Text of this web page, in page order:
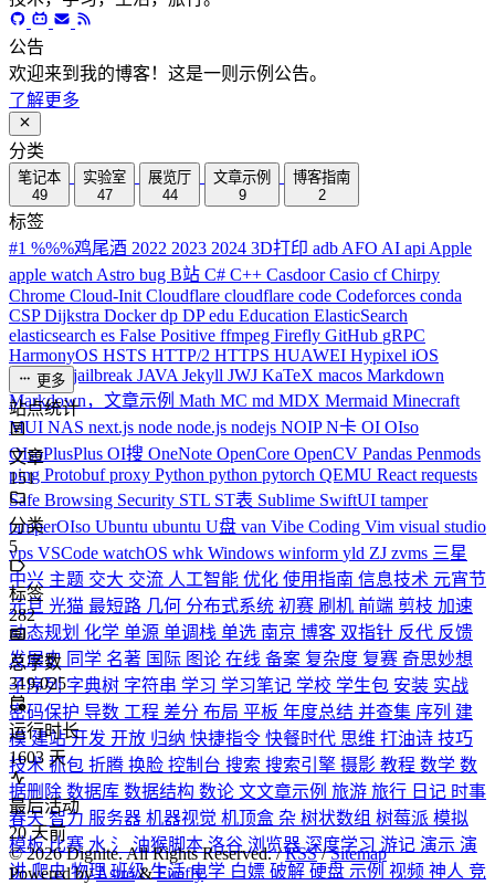
公告
欢迎来到我的博客！这是一则示例公告。
了解更多
分类
笔记本
49
实验室
47
展览厅
44
文章示例
9
博客指南
2
标签
#1 %%%鸡尾酒 2022 2023 2024 3D打印 adb AFO AI api Apple
apple watch Astro bug B站 C# C++ CasdoorCasio cfChirpy
Chrome Cloud-Init Cloudflare cloudflare code Codeforces conda
CSPDijkstra Dockerdp DPedu Education ElasticSearch
elasticsearch es False Positive ffmpeg Firefly GitHub gRPC
HarmonyOS HSTS HTTP/2 HTTPS HUAWEI Hypixel iOS
iPhoneJ jailbreak JAVA Jekyll JWJ KaTeX macos Markdown
Markdown，文章示例 Math MC md MDX Mermaid Minecraft
MUI NAS next.js node node.js nodejs NOIPN卡 OI OIso
OIsoPlusPlus OI搜 OneNote OpenCore OpenCV Pandas Penmods
ping Protobufproxy Python python pytorch QEMU React requests
Safe Browsing Security STL ST表 Sublime SwiftUI tamper
tamperOIso Ubuntu ubuntu U盘 van Vibe Coding Vim visual studio
vps VSCode watchOS whk Windows winform yld ZJ zvms 三星
中兴 主题 交大 交流 人工智能 优化 使用指南 信息技术 元宵节
元旦 光猫 最短路 几何 分布式系统 初赛 刷机 前端 剪枝 加速
动态规划 化学 单源 单调栈 单选 南京 博客 双指针 反代 反馈
发展史 同学 名著 国际 图论 在线 备案 复杂度 复赛 奇思妙想
子序列字典树 字符串 学习 学习笔记 学校 学生包 安装 实战
密码保护 导数 工程 差分 布局 平板 年度总结 并查集 序列 建
模建站开发 开放 归纳 快捷指令 快餐时代 思维 打油诗 技巧
技术 抓包 折腾 换脸 控制台 搜索 搜索引擎 摄影 教程 数学 数
据删除 数据库 数据结构 数论 文文章示例 旅游 旅行 日记 时事
春天智力 服务器 机器视觉 机顶盒 杂 树状数组 树莓派 模拟
模板比赛 水氵油猴脚本洛谷 浏览器深度学习 游记 演示 演
讲爬虫物理班级生活电学 白嫖 破解 硬盘 示例 视频 神人 竞
更多
站点统计
文章
151
分类
5
标签
282
总字数
319,025
运行时长
1603 天
最后活动
20 天前
©2026Dignite. All Rights Reserved. /RSS/Sitemap
Powered byAstro&Firefly